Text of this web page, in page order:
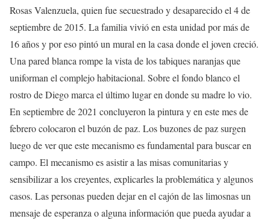
Rosas Valenzuela, quien fue secuestrado y desaparecido el 4 de
septiembre de 2015. La familia vivió en esta unidad por más de
16 años y por eso pintó un mural en la casa donde el joven creció.
Una pared blanca rompe la vista de los tabiques naranjas que
uniforman el complejo habitacional. Sobre el fondo blanco el
rostro de Diego marca el último lugar en donde su madre lo vio.
En septiembre de 2021 concluyeron la pintura y en este mes de
febrero colocaron el buzón de paz. Los buzones de paz surgen
luego de ver que este mecanismo es fundamental para buscar en
campo. El mecanismo es asistir a las misas comunitarias y
sensibilizar a los creyentes, explicarles la problemática y algunos
casos. Las personas pueden dejar en el cajón de las limosnas un
mensaje de esperanza o alguna información que pueda ayudar a